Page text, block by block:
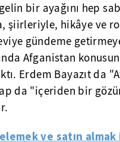
bir ayağını hep
şiirleriyle, hikâye ve
gündeme
Afganistan
Erdem Bayazıt da
da "içeriden bir
ve satın